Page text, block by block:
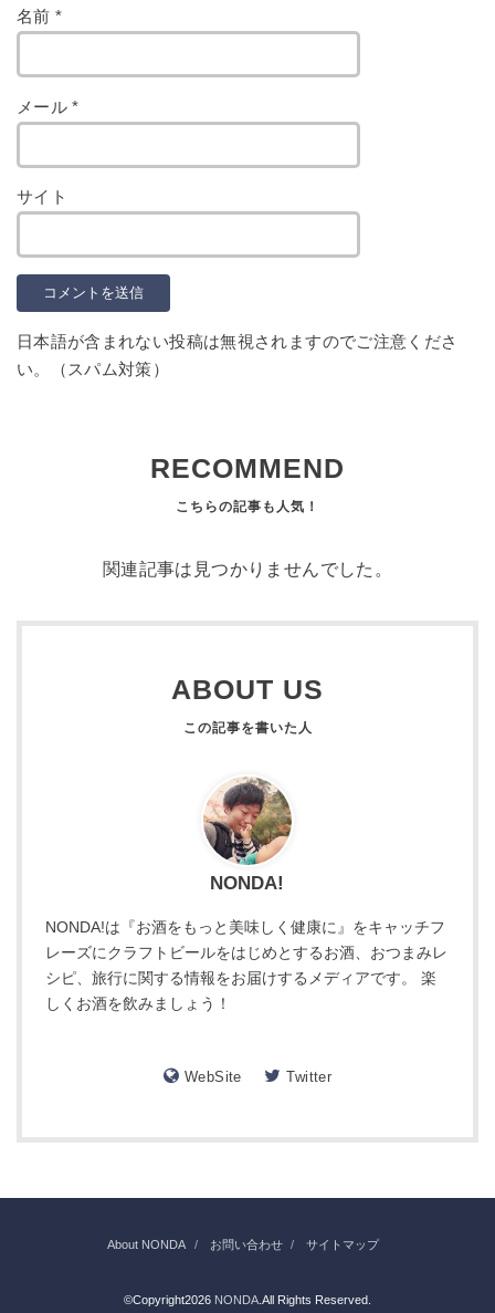
名前 *
メール*
サイト
日本語が含まれない投稿は無視されますのでご注意くださ
い。（スパム対策）
RECOMMEND
関連記事は見つかりませんでした。
ABOUT US
NONDA!
NONDA!は『お酒をもっと美味しく健康に』をキャッチフ
レーズにクラフトビールをはじめとするお酒、おつまみレ
シピ、旅行に関する情報をお届けするメディアです。 楽
しくお酒を飲みましょう！
WebSite Twitter
About NONDA お問い合わせ サイトマップ
©Copyright2026 NONDA.All Rights Reserved.